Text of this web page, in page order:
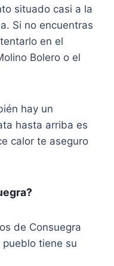
situado casi a la
Si no encuentras
en el
Bolero o el
hay un
hasta arriba es
calor te aseguro
de Consuegra
tiene su